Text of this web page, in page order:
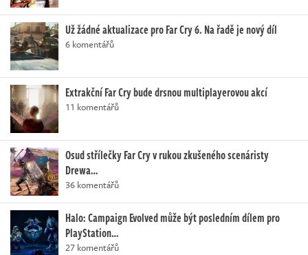
Už žádné aktualizace pro Far Cry 6. Na řadě je nový díl
6 komentářů
Extrakční Far Cry bude drsnou multiplayerovou akcí
11 komentářů
Osud střílečky Far Cry v rukou zkušeného scenáristy
Drewa…
36 komentářů
Halo: Campaign Evolved může být posledním dílem pro
PlayStation…
27 komentářů